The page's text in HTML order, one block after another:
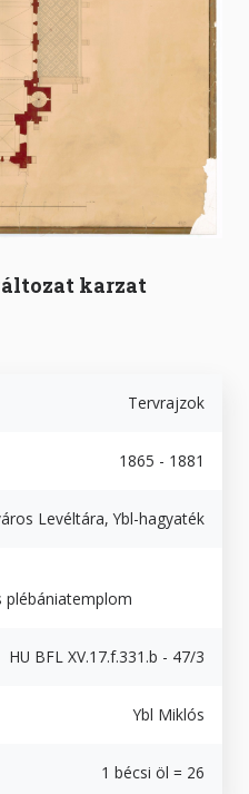
karzat
Tervrajzok
1865 - 1881
Levéltára, Ybl-hagyaték
plébániatemplom
HU BFL XV.17.f.331.b - 47/3
Ybl Miklós
1 bécsi öl = 26